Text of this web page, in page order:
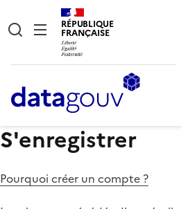
RÉPUBLIQUE
FRANÇAISE
S'enregistrer
Pourquoi créer un compte ?